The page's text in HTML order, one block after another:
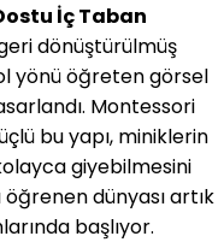
İç Taban
dönüştürülmüş
yönü öğreten görsel
Montessori
bu yapı, miniklerin
giyebilmesini
dünyası artık
başlıyor.